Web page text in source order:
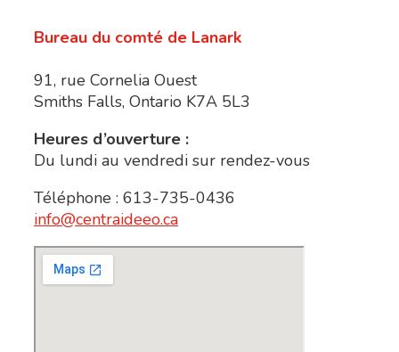
Bureau du comté de Lanark
91, rue Cornelia Ouest
Smiths Falls, Ontario K7A 5L3
Heures d’ouverture :
Du lundi au vendredi sur rendez-vous
Téléphone : 613-735-0436
info@centraideeo.ca